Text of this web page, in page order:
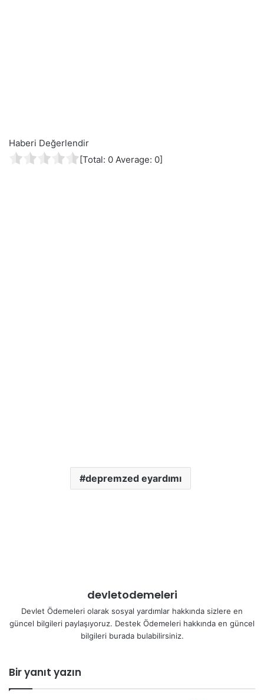
Haberi Değerlendir
[Total: 0 Average: 0]
depremzed eyardımı
devletodemeleri
Devlet Ödemeleri olarak sosyal yardımlar hakkında sizlere en
güncel bilgileri paylaşıyoruz. Destek Ödemeleri hakkında en güncel
bilgileri burada bulabilirsiniz.
Bir yanıt yazın